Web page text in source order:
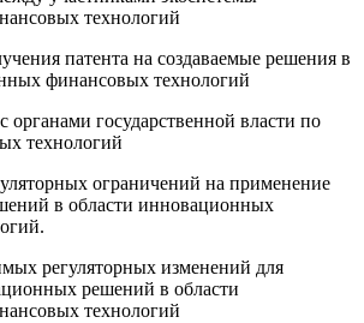
технологий
патента на создаваемые решения в
финансовых технологий
органами государственной власти по
технологий
ограничений на применение
в области инновационных
регуляторных изменений для
решений в области
технологий